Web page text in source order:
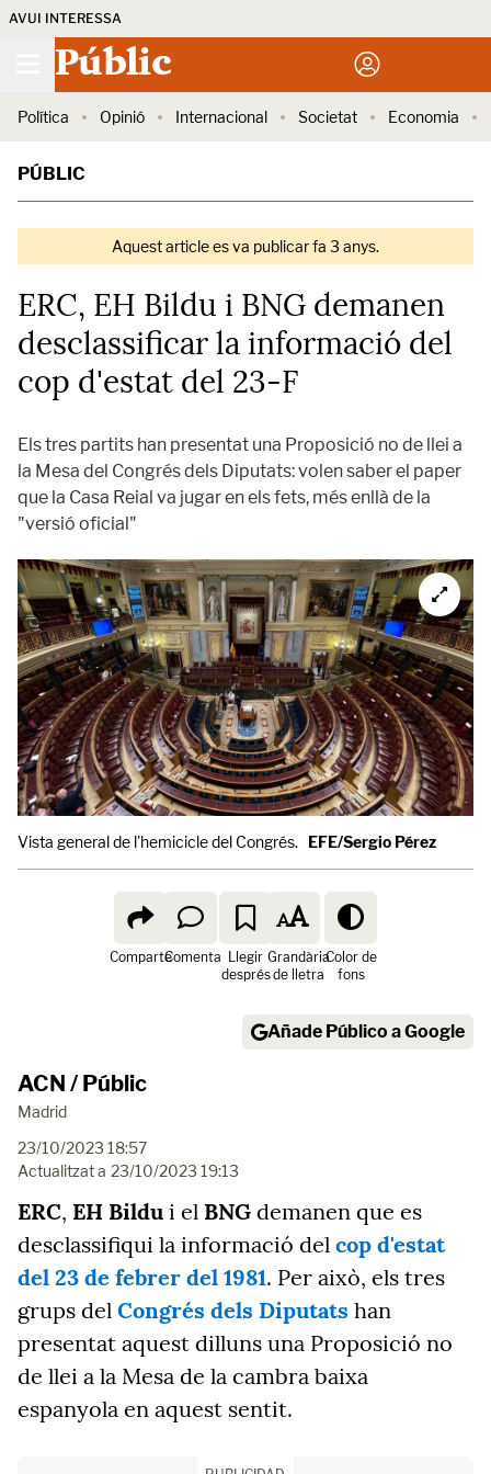
AVUI INTERESSA
Públic
Política Opinió Internacional Societat Economia
PÚBLIC
Aquest article es va publicar fa 3 anys.
ERC, EH Bildu i BNG demanen
desclassificar la informació del
cop d'estat del 23-F
Els tres partits han presentat una Proposició no de llei a
la Mesa del Congrés dels Diputats: volen saber el paper
que la Casa Reial va jugar en els fets, més enllà de la
"versió oficial"
Vista general de l'hemicicle del Congrés. EFE/Sergio Pérez
ComparteComenta Llegir
després
Grandària
de lletra
Color de
fons
Añade Público a Google
ACN / Públic
Madrid
23/10/2023 18:57
Actualitzat a 23/10/2023 19:13
ERC, EH Bildu i el BNG demanen que es
desclassifiqui la informació del cop d'estat
del 23 de febrer del 1981. Per això, els tres
grups del Congrés dels Diputats han
presentat aquest dilluns una Proposició no
de llei a la Mesa de la cambra baixa
espanyola en aquest sentit.